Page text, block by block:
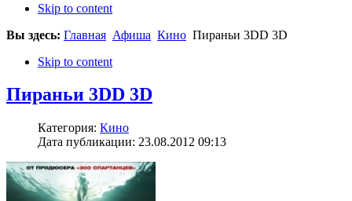
Skip to content
Вы здесь: Главная Афиша Кино Пираньи 3DD 3D
Skip to content
Пираньи 3DD 3D
Категория: Кино
Дата публикации: 23.08.2012 09:13